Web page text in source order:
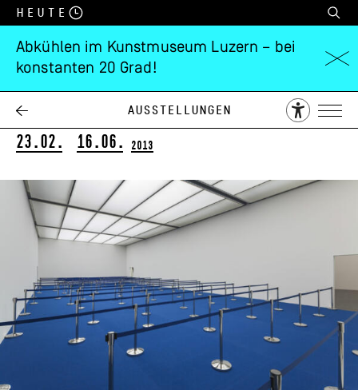
Heute
Abkühlen im Kunstmuseum Luzern – bei
konstanten 20 Grad!
Ausstellungen
Jorge Macchi
Cointainer
23.02. 16.06. 2013